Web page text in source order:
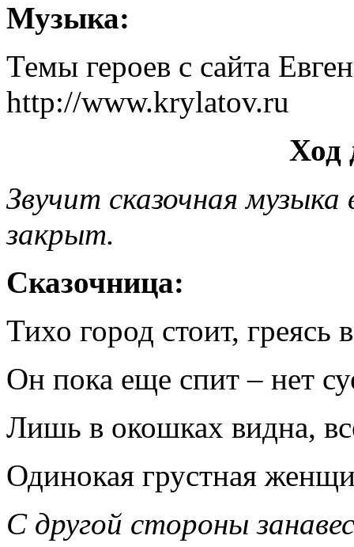
Музыка:
Темы героев с сайта
http://www.krylatov.ru
Ход
Звучит сказочная
закрыт.
Сказочница:
Тихо город стоит, греясь
Он пока еще спит – нет
Лишь в окошках видна,
Одинокая грустная
С другой стороны